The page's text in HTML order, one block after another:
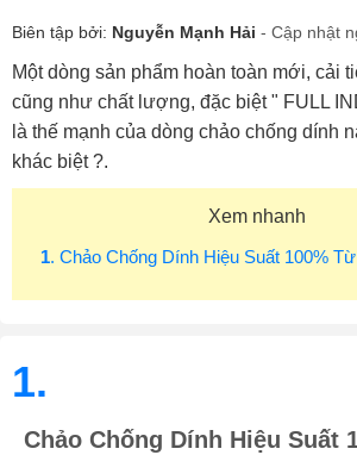
Biên tập bởi: Nguyễn Mạnh Hải - Cập nhật
Một dòng sản phẩm hoàn toàn mới, cải
cũng như chất lượng, đặc biệt " FULL
là thế mạnh của dòng chảo chống dính
khác biệt ?.
Xem nhanh
1. Chảo Chống Dính Hiệu Suất 100%
1.
Chảo Chống Dính Hiệu Suất